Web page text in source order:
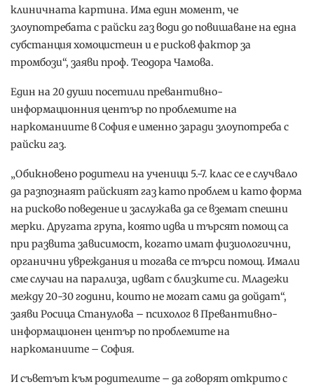
клиничната картина. Има един момент, че
злоупотребата с райски газ води до повишаване на една
субстанция хомоцистеин и е рисков фактор за
тромбози“, заяви проф. Теодора Чамова.
Един на 20 души посетили превантивно-
информационния център по проблемите на
наркоманиите в София е именно заради злоупотреба с
райски газ.
„Обикновено родители на ученици 5.-7. клас се е случвало
да разпознаят райският газ като проблем и като форма
на рисково поведение и заслужава да се вземат спешни
мерки. Другата група, която идва и търсят помощ са
при развита зависимост, когато имат физиологични,
органични увреждания и тогава се търси помощ. Имали
сме случаи на парализа, идват с близките си. Младежи
между 20-30 години, които не могат сами да дойдат“,
заяви Росица Станулова – психолог в Превантивно-
информационен център по проблемите на
наркоманиите – София.
И съветът към родителите – да говорят открито с